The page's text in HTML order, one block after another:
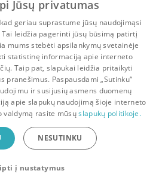
Pokalbiai Pranešimai Paskyra
dar patogiau!
Jūsų privatumas
geriau suprastume jūsų naudojimąsi
leidžia pagerinti jūsų būsimą patirtį
mums stebėti apsilankymų svetainėje
statistinę informaciją apie interneto
Taip pat, slapukai leidžia pritaikyti
pranešimus. Paspausdami „Sutinku“
ir susijusių asmens duomenų
apie slapukų naudojimą šioje interneto
valdymą rasite mūsųslapukų politikoje.
NESUTINKU
į nustatymus